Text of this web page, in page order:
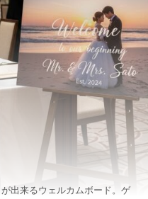
出来るウェルカムボード。ゲ